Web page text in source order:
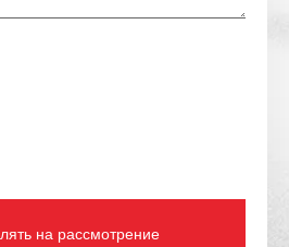
на рассмотрение